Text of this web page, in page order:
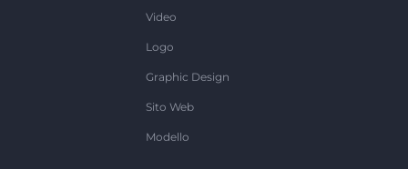
Video
Logo
Graphic Design
Sito Web
Modello